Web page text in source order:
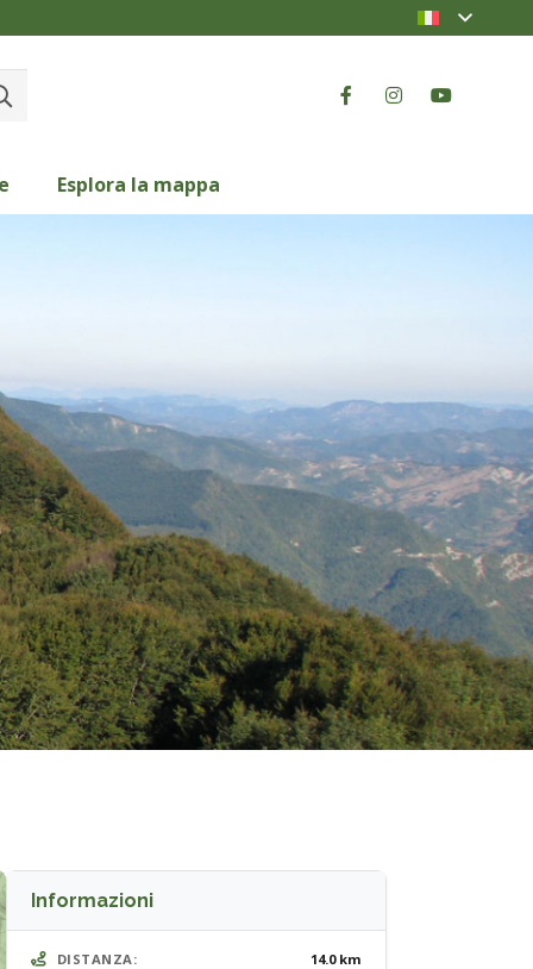
Esplora la mappa
Informazioni
DISTANZA: 14.0 km